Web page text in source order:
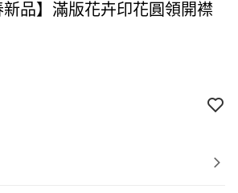
新品】滿版花卉印花圓領開襟